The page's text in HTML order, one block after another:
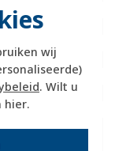
wij
. Wilt u
hier.